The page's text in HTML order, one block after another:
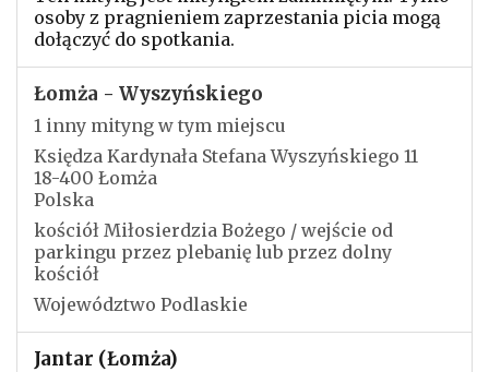
osoby z pragnieniem zaprzestania picia mogą
dołączyć do spotkania.
Łomża - Wyszyńskiego
1 inny mityng w tym miejscu
Księdza Kardynała Stefana Wyszyńskiego 11
18-400 Łomża
Polska
kościół Miłosierdzia Bożego / wejście od
parkingu przez plebanię lub przez dolny
kościół
Województwo Podlaskie
Jantar (Łomża)